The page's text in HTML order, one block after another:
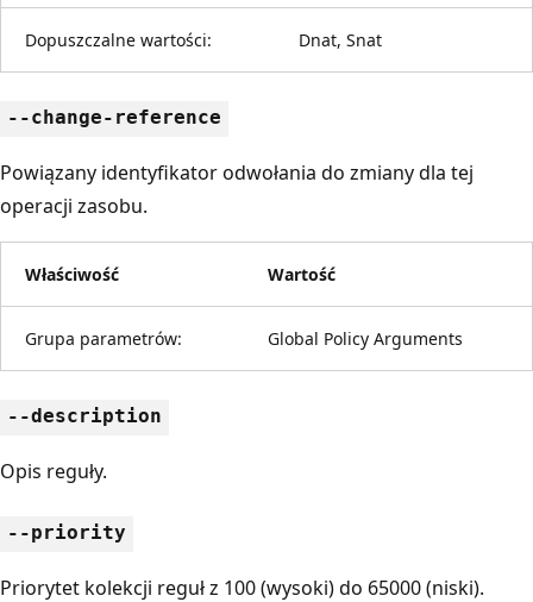
Dopuszczalne wartości: Dnat, Snat
--change-reference
Powiązany identyfikator odwołania do zmiany dla tej
operacji zasobu.
Właściwość Wartość
Grupa parametrów: Global Policy Arguments
--description
Opis reguły.
--priority
Priorytet kolekcji reguł z 100 (wysoki) do 65000 (niski).